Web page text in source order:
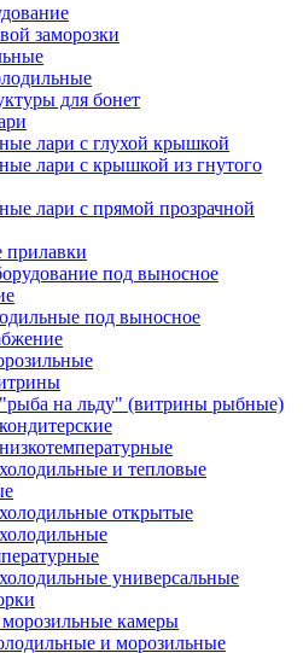
заморозки
для бонет
лари с глухой крышкой
лари с крышкой из гнутого
лари с прямой прозрачной
под выносное
под выносное
на льду" (витрины рыбные)
и тепловые
открытые
универсальные
камеры
и морозильные